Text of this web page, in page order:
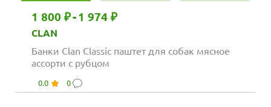
1 800 ₽-1 974 ₽
CLAN
Банки Clan Classic паштет для собак мясное
ассорти с рубцом
0.0 0